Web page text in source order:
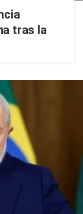
tras la